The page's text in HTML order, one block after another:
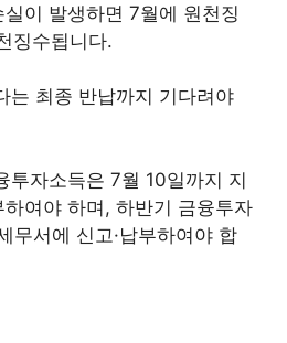
이 발생하면 7월에 원천징
징수됩니다.
는 최종 반납까지 기다려야
투자소득은 7월 10일까지 지
하여야 하며, 하반기 금융투자
무서에 신고·납부하여야 합